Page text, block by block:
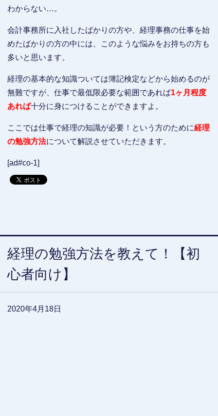
わからない…。
会計事務所に入社したばかりの方や、経理事務の仕事を始
めたばかりの方の中には、このような悩みをお持ちの方も
多いと思います。
経理の基本的な知識ついては簿記検定などから始めるのが
無難ですが、仕事で最低限必要な範囲であれば1ヶ月程度
あれば十分に身につけることができますよ。
ここでは仕事で経理の知識が必要！という方のために経理
の勉強方法について解説させていただきます。
[ad#co-1]
経理の勉強方法を教えて！【初
心者向け】
2020年4月18日